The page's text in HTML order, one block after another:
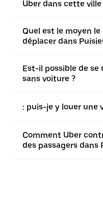
Uber dans cette
Quel est le moyen
déplacer dans
Est-il possible de se
sans voiture ?
: puis-je y louer une
Comment Uber
des passagers dans